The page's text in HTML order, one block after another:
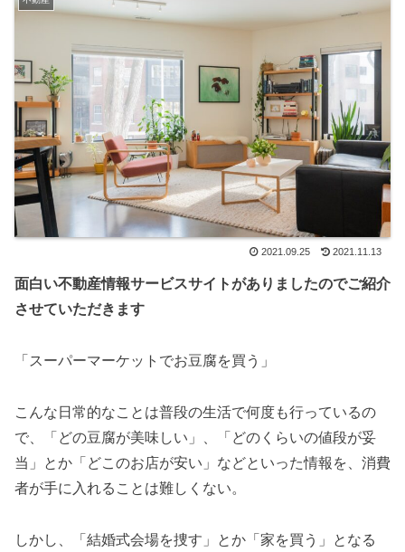
2021.09.25 2021.11.13
面白い不動産情報サービスサイトがありましたのでご紹介
させていただきます
「スーパーマーケットでお豆腐を買う」
こんな日常的なことは普段の生活で何度も行っているの
で、「どの豆腐が美味しい」、「どのくらいの値段が妥
当」とか「どこのお店が安い」などといった情報を、消費
者が手に入れることは難しくない。
しかし、「結婚式会場を捜す」とか「家を買う」となる